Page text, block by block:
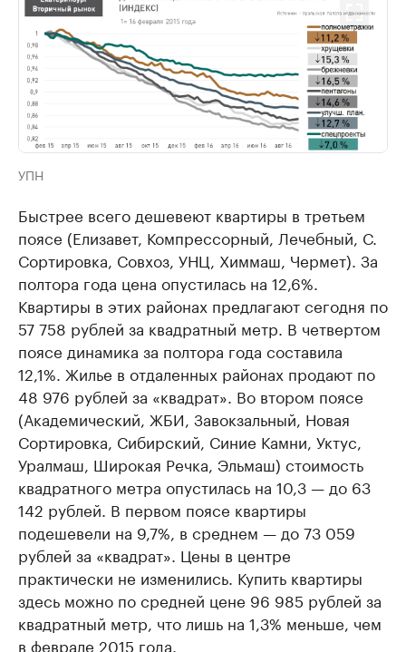
УПН
Быстрее всего дешевеют квартиры в третьем
поясе (Елизавет, Компрессорный, Лечебный, С.
Сортировка, Совхоз, УНЦ, Химмаш, Чермет). За
полтора года цена опустилась на 12,6%.
Квартиры в этих районах предлагают сегодня по
57 758 рублей за квадратный метр. В четвертом
поясе динамика за полтора года составила
12,1%. Жилье в отдаленных районах продают по
48 976 рублей за «квадрат». Во втором поясе
(Академический, ЖБИ, Завокзальный, Новая
Сортировка, Сибирский, Синие Камни, Уктус,
Уралмаш, Широкая Речка, Эльмаш) стоимость
квадратного метра опустилась на 10,3 — до 63
142 рублей. В первом поясе квартиры
подешевели на 9,7%, в среднем — до 73 059
рублей за «квадрат». Цены в центре
практически не изменились. Купить квартиры
здесь можно по средней цене 96 985 рублей за
квадратный метр, что лишь на 1,3% меньше, чем
в феврале 2015 года.